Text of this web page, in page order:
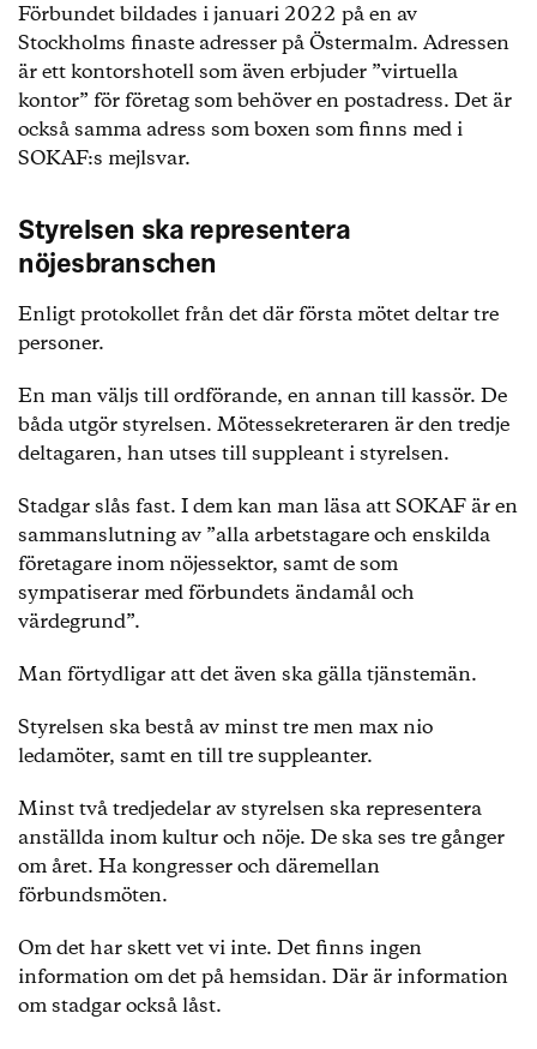
Förbundet bildades i januari 2022 på en av
Stockholms finaste adresser på Östermalm. Adressen
är ett kontorshotell som även erbjuder ”virtuella
kontor” för företag som behöver en postadress. Det är
också samma adress som boxen som finns med i
SOKAF:s mejlsvar.
Styrelsen ska representera
nöjesbranschen
Enligt protokollet från det där första mötet deltar tre
personer.
En man väljs till ordförande, en annan till kassör. De
båda utgör styrelsen. Mötessekreteraren är den tredje
deltagaren, han utses till suppleant i styrelsen.
Stadgar slås fast. I dem kan man läsa att SOKAF är en
sammanslutning av ”alla arbetstagare och enskilda
företagare inom nöjessektor, samt de som
sympatiserar med förbundets ändamål och
värdegrund”.
Man förtydligar att det även ska gälla tjänstemän.
Styrelsen ska bestå av minst tre men max nio
ledamöter, samt en till tre suppleanter.
Minst två tredjedelar av styrelsen ska representera
anställda inom kultur och nöje. De ska ses tre gånger
om året. Ha kongresser och däremellan
förbundsmöten.
Om det har skett vet vi inte. Det finns ingen
information om det på hemsidan. Där är information
om stadgar också låst.